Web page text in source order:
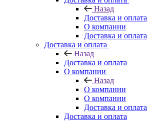
Назад
Доставка и оплата
О компании
Доставка и оплата
Доставка и оплата
Назад
Доставка и оплата
О компании
Назад
О компании
О компании
Доставка и оплата
Доставка и оплата